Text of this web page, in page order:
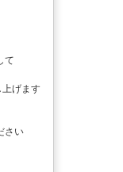
て
げます
さい